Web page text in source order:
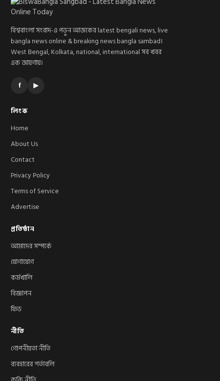
বিশ্ববাংলা সংবাদ-এ পড়ুন আজকের latest bengali news, live
bangla news online & breaking news bangla sambad।
West Bengal, Kolkata, national, international সব খবর
এক জায়গায়।
f ▶
লিংক
Home
About Us
Contact
Privacy Policy
Terms of Service
Advertise
প্রতিষ্ঠান
আমাদের সম্পর্কে
যোগাযোগ
কর্মখালি
বিজ্ঞাপন
ফিড
নীতি
গোপনীয়তা নীতি
ব্যবহারের শর্তাবলি